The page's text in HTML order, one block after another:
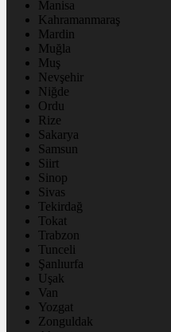
Manisa
Kahramanmaraş
Mardin
Muğla
Muş
Nevşehir
Niğde
Ordu
Rize
Sakarya
Samsun
Siirt
Sinop
Sivas
Tekirdağ
Tokat
Trabzon
Tunceli
Şanlıurfa
Uşak
Van
Yozgat
Zonguldak